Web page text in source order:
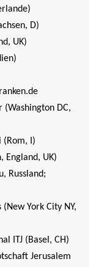
D)
UK)
(Washington DC,
(Rom, I)
England, UK)
Russland;
York City NY,
ITJ (Basel, CH)
Jerusalem